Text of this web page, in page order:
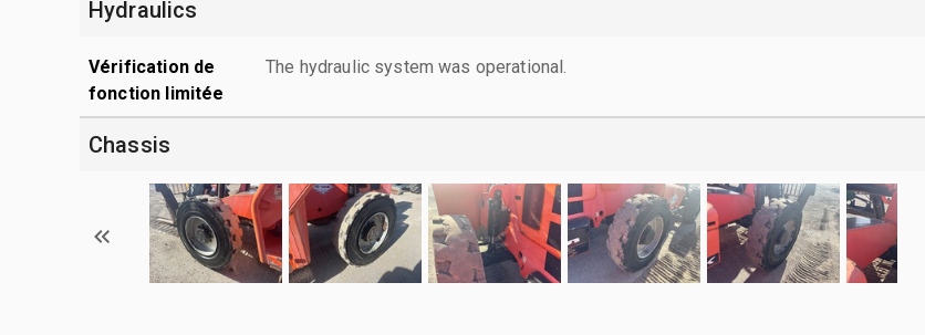
Hydraulics
Vérification de
fonction limitée
The hydraulic system was operational.
Chassis